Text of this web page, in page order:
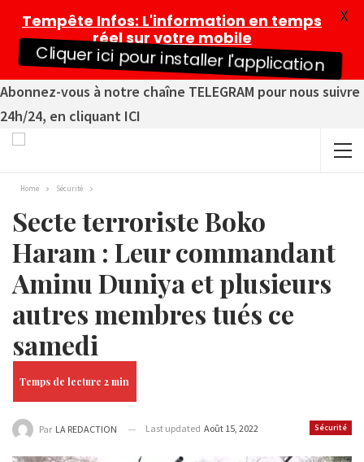
Abonnez-vous à notre chaîne TELEGRAM pour nous suivre
24h/24, en cliquant ICI
Home Sécurité
Secte terroriste Boko
Haram : Leur commandant
Aminu Duniya et plusieurs
autres membres tués ce
samedi
Sécurité
Par LA REDACTION Last updated Août 15, 2022
Tempête Infos: L'information en temps
réel sur votre mobile
Cliquer ici pour installer l'application
X